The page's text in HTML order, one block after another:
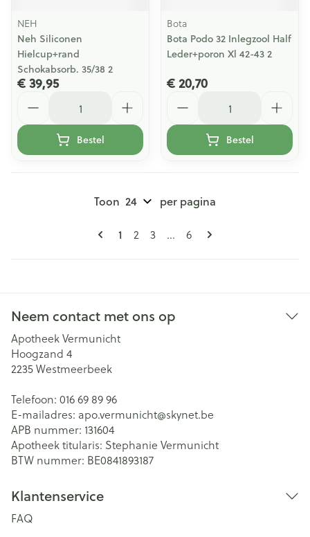
NEH
Neh Siliconen
Hielcup+rand
Schokabsorb. 35/38 2
€ 39,95
Bestel
Bota
Bota Podo 32 Inlegzool Half
Leder+poron Xl 42-43 2
€ 20,70
Bestel
Pagina's
U lees momenteel pagina
1 Pagina
2 Pagina
3 ... Pagina
6
Toon per pagina
Neem contact met ons op
Apotheek Vermunicht
Hoogzand 4
2235Westmeerbeek
Telefoon: 016 69 89 96
E-mailadres: apo.vermunicht@skynet.be
APB nummer: 131604
Apotheek titularis: Stephanie Vermunicht
BTW nummer: BE0841893187
Klantenservice
FAQ